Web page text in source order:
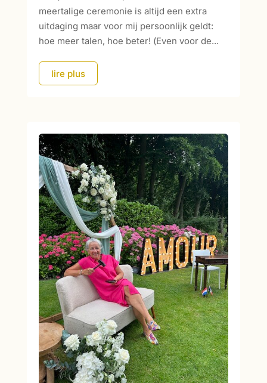
meertalige ceremonie is altijd een extra
uitdaging maar voor mij persoonlijk geldt:
hoe meer talen, hoe beter! (Even voor de...
lire plus